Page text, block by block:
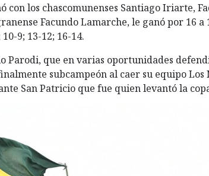
con los chascomunenses Santiago Iriarte,
Facundo Lamarche, le ganó por 16 a
9; 13-12; 16-14.
Parodi, que en varias oportunidades
subcampeón al caer su equipo Los
San Patricio que fue quien levantó la